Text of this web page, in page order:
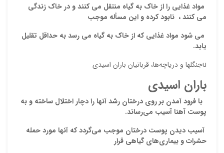
مواد غذایی را از خاک به گیاه منتقل می کنند و در خاک زندگی
می کنند ، نابود کرده و این مسأله موجب
می شود مواد غذایی که از خاک به گیاه می رسد به حداقل تقلیل
یابد.
uجنگلها و دریاچه‌ها، قربانیان باران اسیدی
باران اسیدی
با فرود آمدن بر روی درختان رشد آنها را دچار اختلال ساخته و به
پوست آهنا آسیب می‌رساند.
آسیب دیدن پوست درختان موجب می‌گردد که آنها مورد حمله
حشرات و بیماری‌های گیاهی قرار